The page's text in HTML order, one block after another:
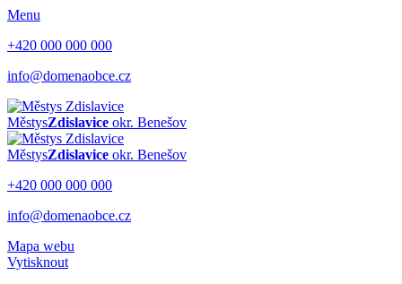
Menu
+420 000 000 000
info@domenaobce.cz
MěstysZdislavice okr. Benešov
MěstysZdislavice okr. Benešov
+420 000 000 000
info@domenaobce.cz
Mapa webu
Vytisknout